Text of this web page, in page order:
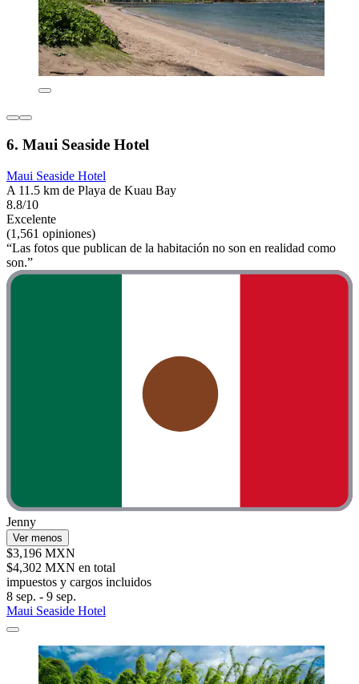
6. Maui Seaside Hotel
Maui Seaside Hotel
A 11.5 km de Playa de Kuau Bay
8.8/10
Excelente
(1,561 opiniones)
“Las fotos que publican de la habitación no son en realidad como
son.”
Jenny
Ver menos
$3,196 MXN
$4,302 MXN en total
impuestos y cargos incluidos
8 sep. - 9 sep.
Maui Seaside Hotel